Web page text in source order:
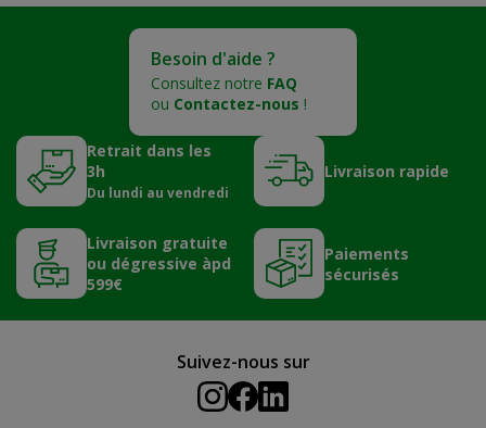
Besoin d'aide ?
Consultez notre FAQ
ou Contactez-nous !
Retrait dans les
3h
Du lundi au vendredi
Livraison rapide
Livraison gratuite
ou dégressive àpd
599€
Paiements
sécurisés
Suivez-nous sur